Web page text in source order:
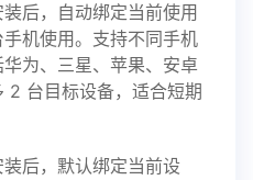
更多功能，华鲸手机监
监控APP
装后，自动绑定当前使用
机使用。支持不同手机
为、三星、苹果、安卓
2 台目标设备，适合短期
装后，默认绑定当前设